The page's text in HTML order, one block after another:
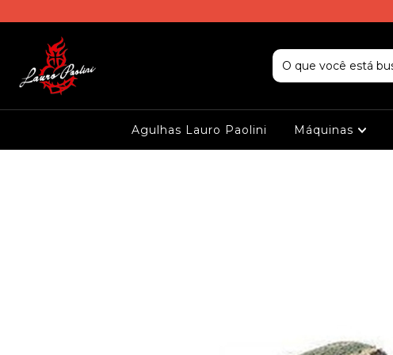
Agulhas Lauro Paolini Máquinas